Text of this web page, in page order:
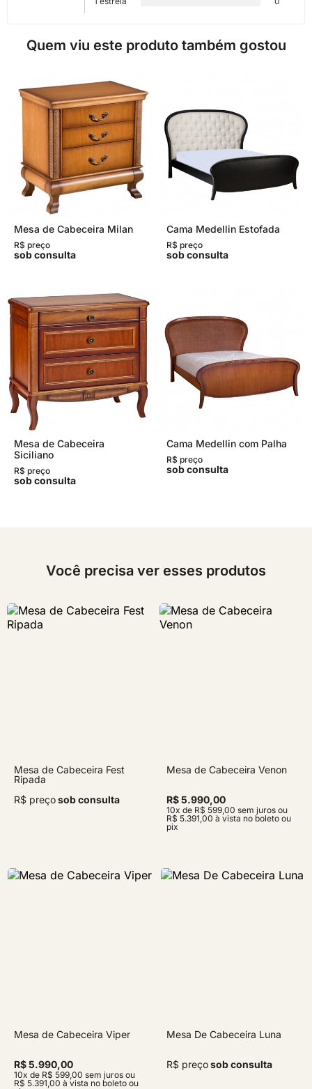
Quem viu este produto também gostou
Mesa de Cabeceira Milan
R$ preço
sob consulta
Cama Medellin Estofada
R$ preço
sob consulta
Mesa de Cabeceira
Siciliano
R$ preço
sob consulta
Cama Medellin com Palha
R$ preço
sob consulta
Você precisa ver esses produtos
Mesa de Cabeceira Fest
Ripada
R$ preçosob consulta
Mesa de Cabeceira Venon
R$ 5.990,00
10x de R$ 599,00 sem juros ou
R$ 5.391,00 à vista no boleto ou
pix
Mesa de Cabeceira Viper
R$ 5.990,00
10x de R$ 599,00 sem juros ou
R$ 5.391,00 à vista no boleto ou
Mesa De Cabeceira Luna
R$ preçosob consulta